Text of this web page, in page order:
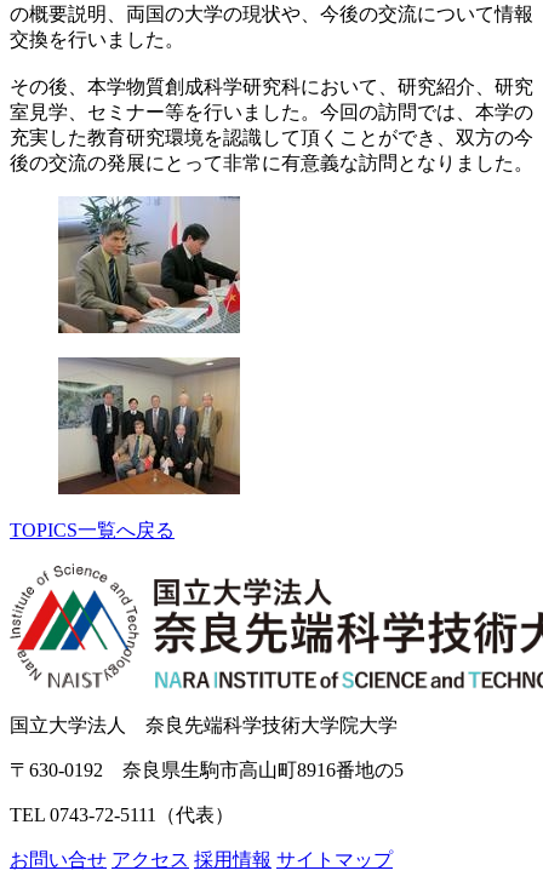
の概要説明、両国の大学の現状や、今後の交流について情報
交換を行いました。
その後、本学物質創成科学研究科において、研究紹介、研究
室見学、セミナー等を行いました。今回の訪問では、本学の
充実した教育研究環境を認識して頂くことができ、双方の今
後の交流の発展にとって非常に有意義な訪問となりました。
TOPICS一覧へ戻る
国立大学法人 奈良先端科学技術大学院大学
〒630-0192 奈良県生駒市高山町8916番地の5
TEL 0743-72-5111（代表）
お問い合せ アクセス 採用情報 サイトマップ